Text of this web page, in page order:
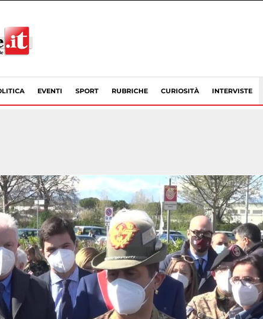
EVENTI SPORT RUBRICHE CURIOSITÀ INTERVISTE